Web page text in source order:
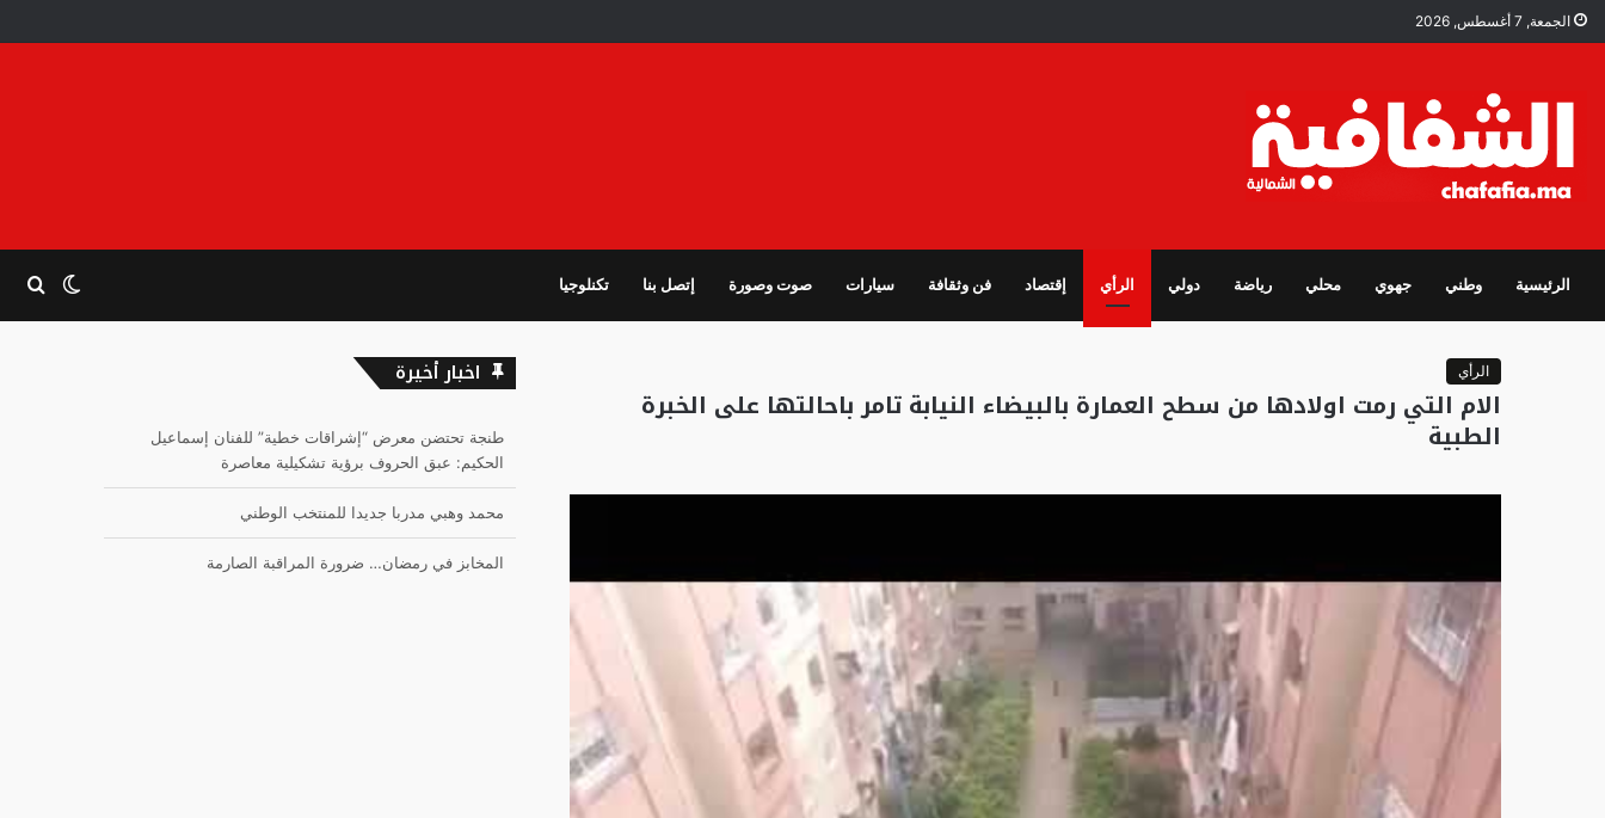
الجمعة, 7 أغسطس, 2026
الرئيسية وطني جهوي محلي رياضة دولي الرأي إقتصاد فن وثقافة سيارات صوت وصورة إتصل بنا تكنلوجيا الوضع
الرأي
الام التي رمت اولادها من سطح العمارة بالبيضاء النيابة تامر باحالتها على الخبرة
الطبية
اخبار أخيرة
طنجة تحتضن معرض “إشراقات خطية” للفنان إسماعيل
الحكيم: عبق الحروف برؤية تشكيلية معاصرة
محمد وهبي مدربا جديدا للمنتخب الوطني
المخابز في رمضان… ضرورة المراقبة الصارمة